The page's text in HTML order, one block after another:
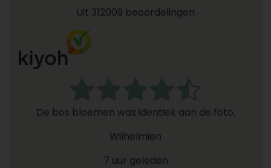
Uit 312009 beoordelingen
De bos bloemen was identiek aan de foto.
Wilhelmien
7 uur geleden